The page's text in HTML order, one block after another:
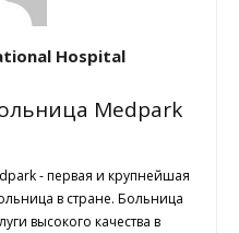
Hospital
Medpark
- первая и крупнейшая
в стране. Больница
высокого качества в